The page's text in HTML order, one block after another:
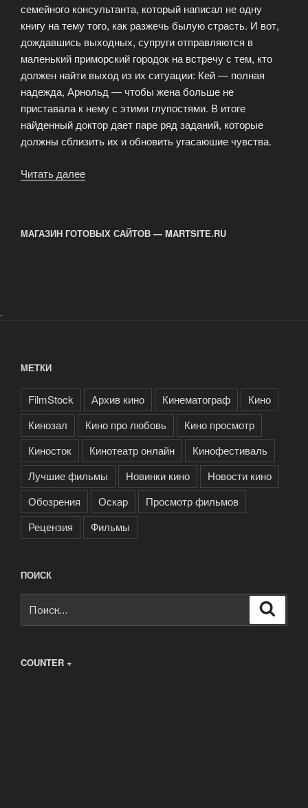
семейного консультанта, который написал не одну
книгу на тему того, как разжечь былую страсть. И вот,
дождавшись выходных, супруги отправляются в
маленький приморский городок на встречу с тем, кто
должен найти выход из их ситуации: Кей — полная
надежда, Арнольд — чтобы жена больше не
приставала к нему с этими глупостями. В итоге
найденный доктор дает паре ряд заданий, которые
должны сблизить их и обновить угасаюшие чувства.
Читать далее
МАГАЗИН ГОТОВЫХ САЙТОВ — MARTSITE.RU
.
МЕТКИ
FilmStock Архив кино Кинематограф
Кино
Кинозал
Кино про любовь
Кино просмотр
Киносток
Кинотеатр онлайн
Кинофестиваль
Лучшие фильмы
Новинки кино
Новости кино
Обозрения
Оскар
Просмотр фильмов
Рецензия
Фильмы
ПОИСК
COUNTER +